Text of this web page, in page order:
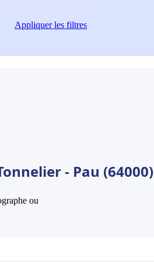
Appliquerles filtres
- Pau (64000)
ou